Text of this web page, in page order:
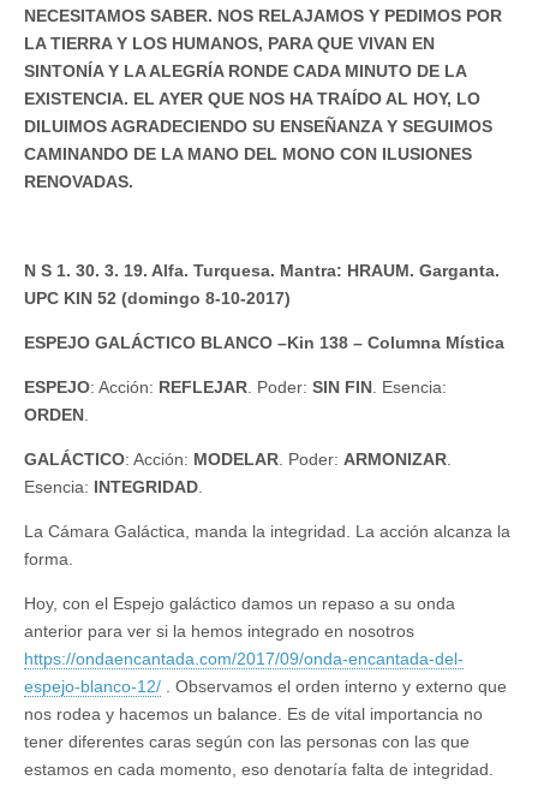
NECESITAMOS SABER. NOS RELAJAMOS Y PEDIMOS POR
LA TIERRA Y LOS HUMANOS, PARA QUE VIVAN EN
SINTONÍA Y LA ALEGRÍA RONDE CADA MINUTO DE LA
EXISTENCIA. EL AYER QUE NOS HA TRAÍDO AL HOY, LO
DILUIMOS AGRADECIENDO SU ENSEÑANZA Y SEGUIMOS
CAMINANDO DE LA MANO DEL MONO CON ILUSIONES
RENOVADAS.
N S 1. 30. 3. 19. Alfa. Turquesa. Mantra: HRAUM. Garganta.
UPC KIN 52 (domingo 8-10-2017)
ESPEJO GALÁCTICO BLANCO –Kin 138 – Columna Mística
ESPEJO: Acción: REFLEJAR. Poder: SIN FIN. Esencia:
ORDEN.
GALÁCTICO: Acción: MODELAR. Poder: ARMONIZAR.
Esencia: INTEGRIDAD.
La Cámara Galáctica, manda la integridad. La acción alcanza la
forma.
Hoy, con el Espejo galáctico damos un repaso a su onda
anterior para ver si la hemos integrado en nosotros
https://ondaencantada.com/2017/09/onda-encantada-del-
espejo-blanco-12/ . Observamos el orden interno y externo que
nos rodea y hacemos un balance. Es de vital importancia no
tener diferentes caras según con las personas con las que
estamos en cada momento, eso denotaría falta de integridad.